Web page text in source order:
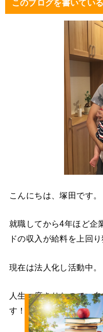
このブログを書いてい
こんにちは、塚田です。
就職してから4年ほど企
ドの収入が給料を上回
現在は法人化し活動中。
人生一度きりなので、
す！